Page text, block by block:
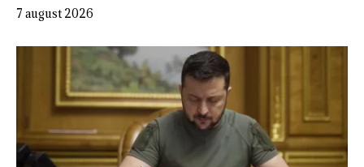
7 august 2026